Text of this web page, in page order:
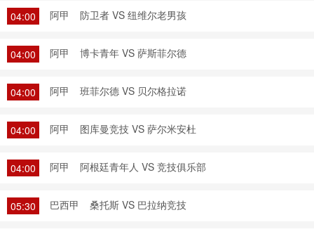
04:00 阿甲 防卫者 VS 纽维尔老男孩
04:00 阿甲 博卡青年 VS 萨斯菲尔德
04:00 阿甲 班菲尔德 VS 贝尔格拉诺
04:00 阿甲 图库曼竞技 VS 萨尔米安杜
04:00 阿甲 阿根廷青年人 VS 竞技俱乐部
05:30 巴西甲 桑托斯 VS 巴拉纳竞技